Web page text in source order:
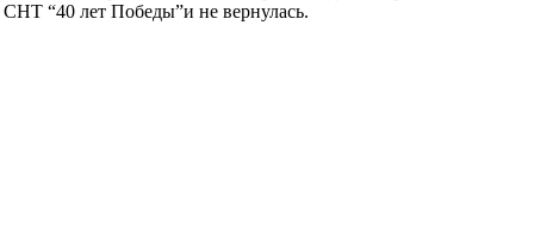
СНТ “40 лет Победы”и не вернулась.